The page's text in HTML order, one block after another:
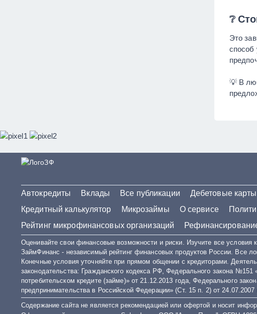
❔
Это
способ
💡 В
ZaymFinans
Автокредиты Вклады Все публикации Дебетовые карты
Кредитный калькулятор
Микрозаймы О сервисе
Рейтинг микрофинансовых организаций
Оценивайте свои финансовые возможности и риски. Изучите все условия
ЗаймФинанс - независимый рейтинг финансовых продуктов России. Все
Конечные условия уточняйте при прямом общении с кредиторами.
законодательства: Гражданского кодекса РФ, Федерального закона
потребительском кредите (займе)» от 21.12.2013 года, Федерального
предпринимательства в Российской Федерации» (Ст. 15 п. 2) от 24.07.2007
Содержание сайта не является рекомендацией или офертой и носит